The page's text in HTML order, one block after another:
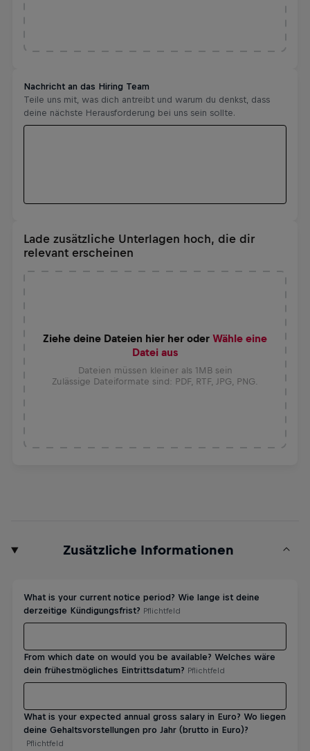
Lade zusätzliche Unterlagen hoch, die dir
relevant erscheinen
Ziehe deine Dateien hier her oder Wähle eine
Datei aus
Dateien müssen kleiner als 1MB sein
Zulässige Dateiformate sind: PDF, RTF, JPG, PNG.
Zusätzliche Informationen